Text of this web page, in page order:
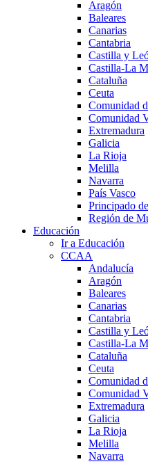
Aragón
Baleares
Canarias
Cantabria
Castilla y
Castilla-La
Cataluña
Ceuta
Comunidad
Comunidad
Extremadura
Galicia
La Rioja
Melilla
Navarra
País Vasco
Principado
Región de
Educación
Ir a Educación
CCAA
Andalucía
Aragón
Baleares
Canarias
Cantabria
Castilla y
Castilla-La
Cataluña
Ceuta
Comunidad
Comunidad
Extremadura
Galicia
La Rioja
Melilla
Navarra